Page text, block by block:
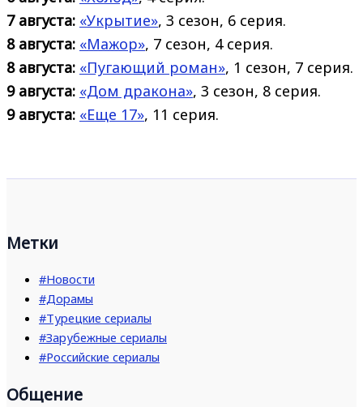
7 августа: «Укрытие», 3 сезон, 6 серия.
8 августа: «Мажор», 7 сезон, 4 серия.
8 августа: «Пугающий роман», 1 сезон, 7 серия.
9 августа: «Дом дракона», 3 сезон, 8 серия.
9 августа: «Еще 17», 11 серия.
Метки
#Новости
#Дорамы
#Турецкие сериалы
#Зарубежные сериалы
#Российские сериалы
Общение